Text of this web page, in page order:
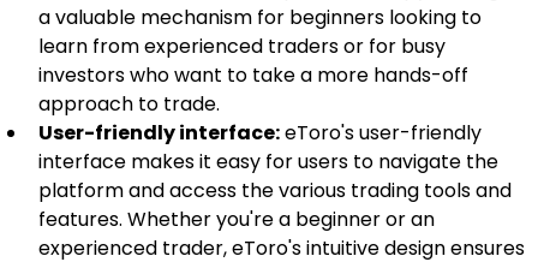
a valuable mechanism for beginners looking to
learn from experienced traders or for busy
investors who want to take a more hands-off
approach to trade.
User-friendly interface: eToro's user-friendly
interface makes it easy for users to navigate the
platform and access the various trading tools and
features. Whether you're a beginner or an
experienced trader, eToro's intuitive design ensures